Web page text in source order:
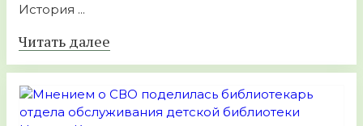
История ...
Читать далее